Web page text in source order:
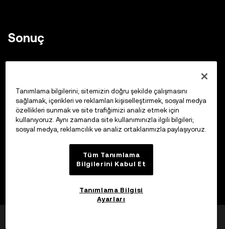
Sonuç
niyetli kişiler, masum kullanıcıları istismar etmenin veya
kandırmanın ve dijital varlıklarına erişmenin yeni yollarını
bulmaya devam ediyor. Farklı dolandırıcılık türlerinin
farkında olmak, kendinizi korumanın ilk adımıdır. Bu arada,
dikkatli ve şüpheci olmak, mesajların meşruiyetini
kendinizi ve varlıklarınızı korurken kriptonun
avantajlarından yararlanmanıza yardımcı olabilir.
paranızı güvende tutmanındiğer yollarını keşfedin.
Tanımlama bilgilerini; sitemizin doğru şekilde çalışmasını
sağlamak, içerikleri ve reklamları kişiselleştirmek, sosyal medya
özellikleri sunmak ve site trafiğimizi analiz etmek için
kullanıyoruz. Aynı zamanda site kullanımınızla ilgili bilgileri;
sosyal medya, reklamcılık ve analiz ortaklarımızla paylaşıyoruz.
Tüm Tanımlama
Bilgilerini Kabul Et
Tanımlama Bilgisi
Ayarları